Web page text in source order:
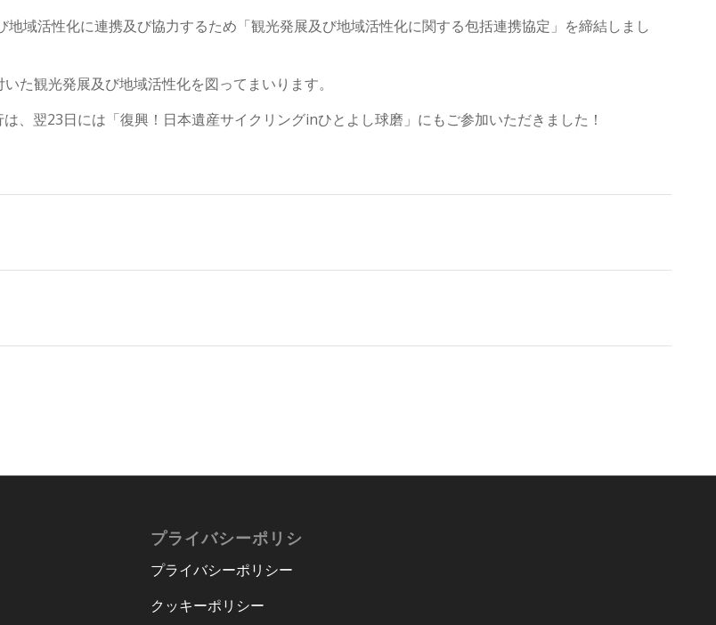
域活性化に連携及び協力するため「観光発展及び地域活性化に関する包括連携協定」を締結しまし
た観光発展及び地域活性化を図ってまいります。
翌23日には「復興！日本遺産サイクリングinひとよし球磨」にもご参加いただきました！
プライバシーポリシ
プライバシーポリシー
クッキーポリシー